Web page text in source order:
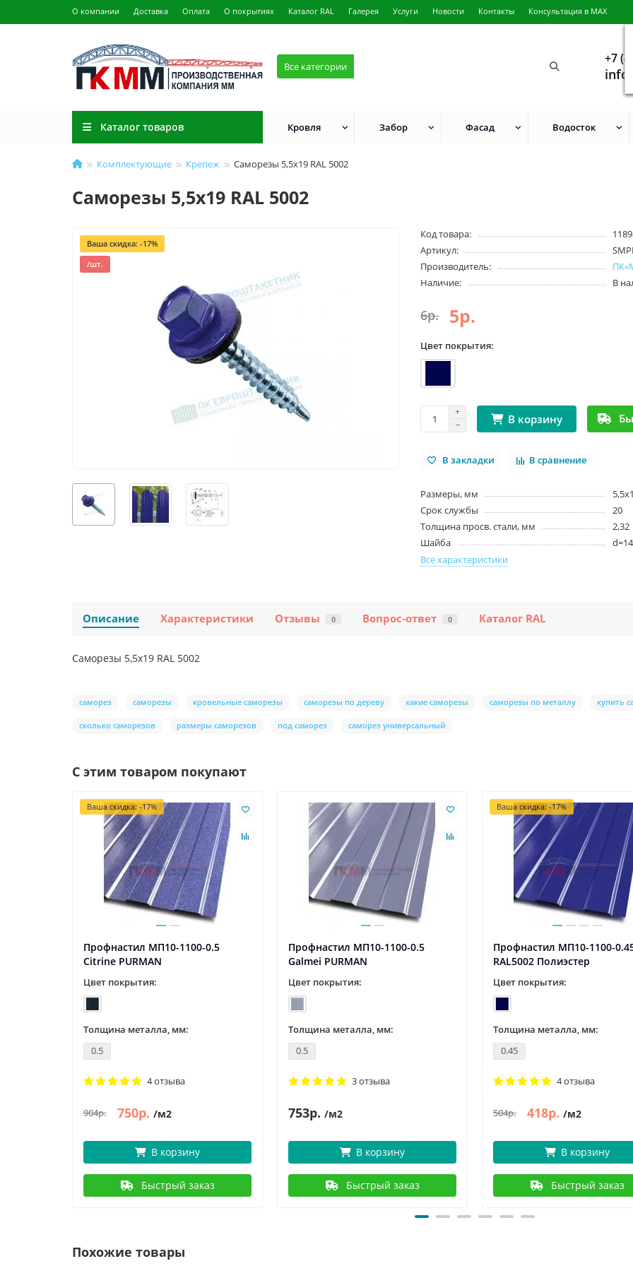
О компании Доставка Оплата О покрытиях Каталог RAL Галерея Услуги Новости Контакты Консультация в MAX
Все категории
+7
Каталог товаров Кровля Забор Фасад Водосток
Комплектующие Крепеж Саморезы 5,5х19 RAL 5002
Саморезы 5,5х19 RAL 5002
Ваша скидка: -17%
/шт.
Код товара:
Артикул:
Производитель:
Наличие:
В
6р. 5р.
Цвет покрытия:
В корзину
В закладки В сравнение
Размеры, мм
Срок службы
20
Толщина просв. стали, мм
2,32
Шайба
Все характеристики
Описание Характеристики Отзывы 0 Вопрос-ответ 0 Каталог RAL
Саморезы 5,5х19 RAL 5002
саморез саморезы кровельные саморезы саморезы по дереву какие саморезы саморезы по металлу купить
сколько саморезов размеры саморезов под саморез саморез универсальный
С этим товаром покупают
Ваша скидка: -17%
Профнастил МП10-1100-0.5
Citrine PURMAN
Цвет покрытия:
Толщина металла, мм:
0.5
4 отзыва
904р. 750р. /м2
В корзину
Быстрый заказ
Профнастил МП10-1100-0.5
Galmei PURMAN
Цвет покрытия:
Толщина металла, мм:
0.5
3 отзыва
753р. /м2
В корзину
Быстрый заказ
Ваша скидка: -17%
Профнастил МП10-1100-
RAL5002 Полиэстер
Цвет покрытия:
Толщина металла, мм:
0.45
4 отзыва
504р. 418р. /м2
В корзину
Быстрый заказ
Похожие товары